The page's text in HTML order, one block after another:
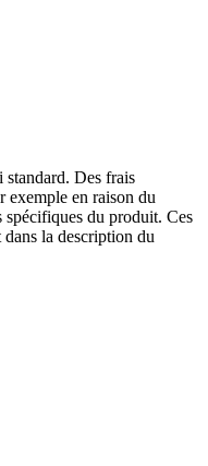
standard. Des frais
exemple en raison du
spécifiques du produit. Ces
la description du